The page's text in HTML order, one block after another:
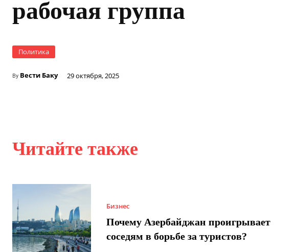
рабочая группа
Политика
By Вести Баку 29 октября, 2025
Читайте также
Бизнес
Почему Азербайджан проигрывает
соседям в борьбе за туристов?